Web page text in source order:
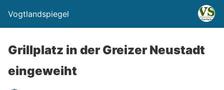
Vogtlandspiegel
Grillplatz in der Greizer Neustadt
eingeweiht